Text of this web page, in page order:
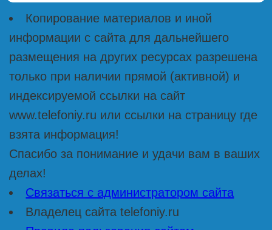
Копирование материалов и иной
информации с сайта для дальнейшего
размещения на других ресурсах разрешена
только при наличии прямой (активной) и
индексируемой ссылки на сайт
www.telefoniy.ru или ссылки на страницу где
взята информация!
Спасибо за понимание и удачи вам в ваших
делах!
Связаться с администратором сайта
Владелец сайта telefoniy.ru